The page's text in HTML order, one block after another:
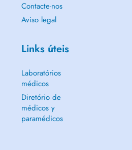
Contacte-nos
Aviso legal
Links úteis
Laboratórios
médicos
Diretório de
médicos y
paramédicos